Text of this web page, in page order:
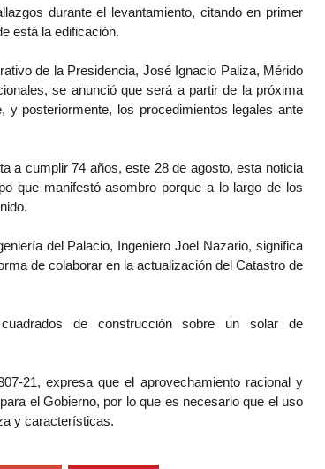
durante el levantamiento, citando en primer
está la edificación.
de la Presidencia, José Ignacio Paliza, Mérido
se anunció que será a partir de la próxima
posteriormente, los procedimientos legales ante
a cumplir 74 años, este 28 de agosto, esta noticia
que manifestó asombro porque a lo largo de los
del Palacio, Ingeniero Joel Nazario, significa
de colaborar en la actualización del Catastro de
de construcción sobre un solar de
21, expresa que el aprovechamiento racional y
el Gobierno, por lo que es necesario que el uso
y características.